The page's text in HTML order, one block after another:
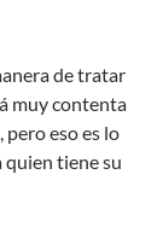
de tratar
muy contenta
pero eso es lo
quien tiene su